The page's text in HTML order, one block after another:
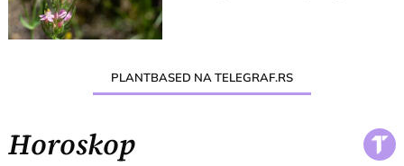
PLANTBASED NA TELEGRAF.RS
Horoskop